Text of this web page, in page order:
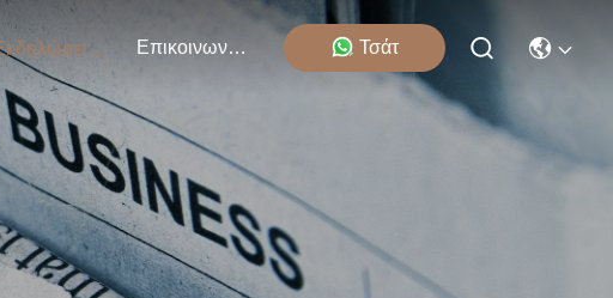
Εκδηλώσεις Επικοινωνήστε Μαζί Μας Τσάτ